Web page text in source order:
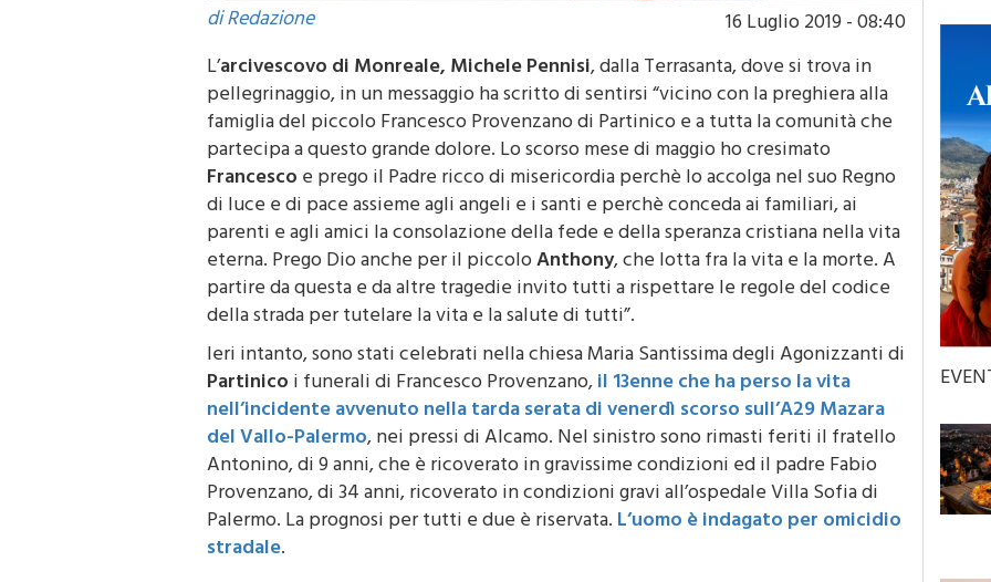
di Redazione
16 Luglio 2019 - 08:40
L’arcivescovo diMonreale, Michele Pennisi, dalla Terrasanta, dove si trova in
pellegrinaggio, in un messaggio ha scritto di sentirsi “vicino con la preghiera alla
famiglia del piccolo Francesco Provenzano di Partinico e a tutta la comunità che
partecipa a questo grande dolore. Lo scorso mese di maggio ho cresimato
Francescoe prego il Padre ricco di misericordia perchè lo accolga nel suo Regno
di luce e di pace assieme agli angeli e i santi e perchè conceda ai familiari, ai
parenti e agli amici la consolazione della fede e della speranza cristiana nella vita
eterna. Prego Dio anche per il piccoloAnthony, che lotta fra la vita e la morte. A
partire da questa e da altre tragedie invito tutti a rispettare le regole del codice
della strada per tutelare la vita e la salute di tutti”.
Ieri intanto, sono stati celebrati nella chiesa Maria Santissima degli Agonizzanti di
Partinicoi funerali di Francesco Provenzano,il 13enne che ha perso la vita
nell’incidente avvenuto nella tarda serata di venerdì scorso sull’A29 Mazara
del Vallo-Palermo, nei pressi di Alcamo. Nel sinistro sono rimasti feriti il fratello
Antonino, di 9 anni, che è ricoverato in gravissime condizioni ed il padre Fabio
Provenzano, di 34 anni, ricoverato in condizioni gravi all’ospedale Villa Sofia di
Palermo. La prognosi per tutti e due è riservata.L’uomo è indagato per omicidio
stradale.